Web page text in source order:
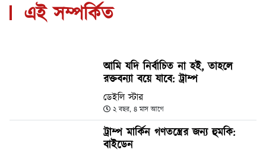
এই সম্পর্কিত
আমি যদি নির্বাচিত না হই, তাহলে
রক্তবন্যা বয়ে যাবে: ট্রাম্প
ডেইলি স্টার
২ বছর, ৪ মাস আগে
ট্রাম্প মার্কিন গণতন্ত্রের জন্য হুমকি:
বাইডেন